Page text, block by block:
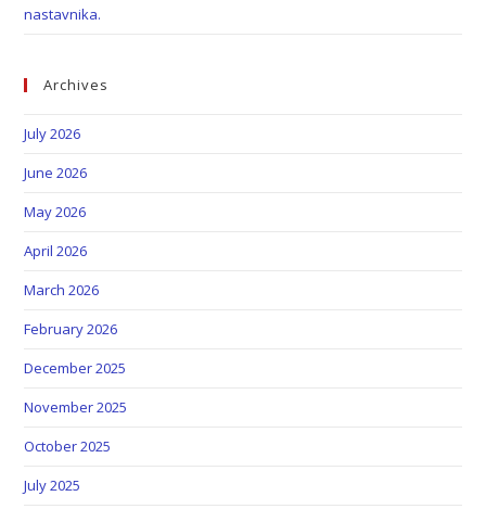
nastavnika.
Archives
July 2026
June 2026
May 2026
April 2026
March 2026
February 2026
December 2025
November 2025
October 2025
July 2025